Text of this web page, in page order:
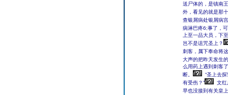
送尸体的，是镇南
外，看见的就是那
查银屑病处银屑病
病淋巴疼6;事了，
上至一品大员，下
岂不是诅咒圣上？
刺客，属下奉命将
大声的把昨天发生
么用药上遇到刺客
断。
“圣上去
有受伤？”
文红
早也没接到有关皇